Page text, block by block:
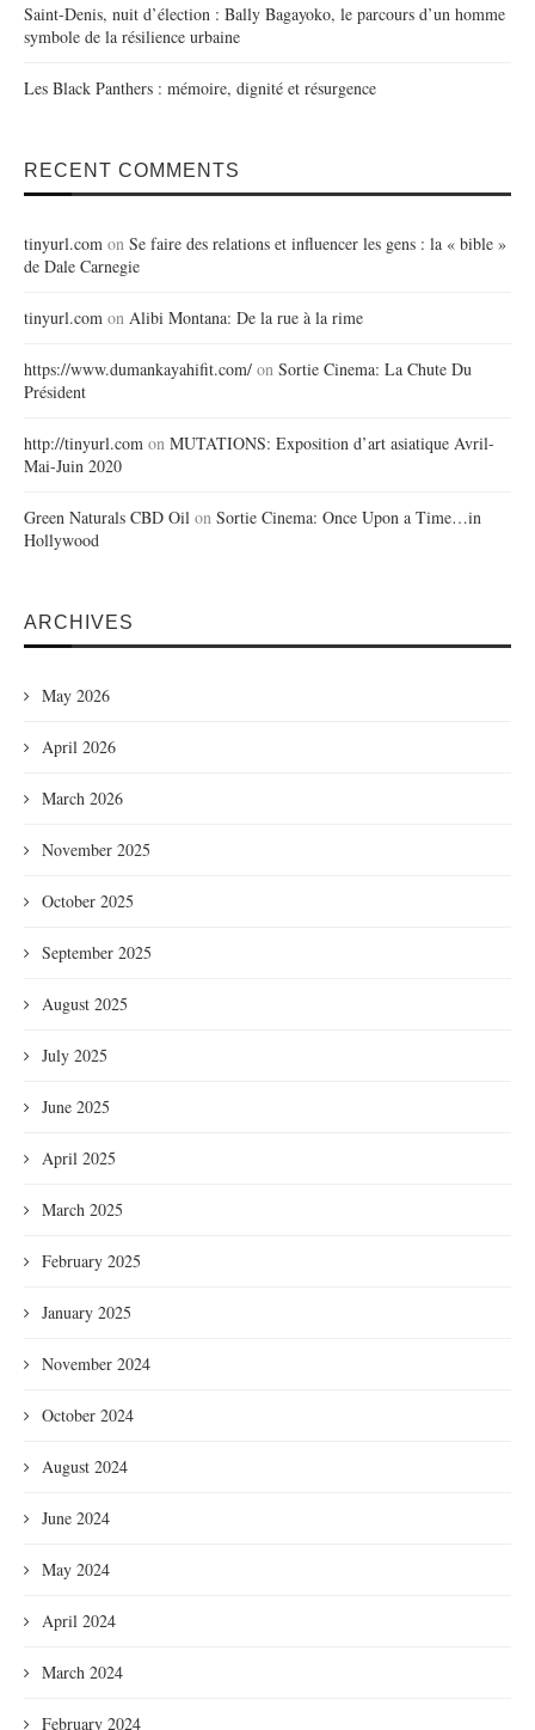
Saint-Denis, nuit d’élection : Bally Bagayoko, le parcours d’un homme
symbole de la résilience urbaine
Les Black Panthers : mémoire, dignité et résurgence
RECENT COMMENTS
tinyurl.com on Se faire des relations et influencer les gens : la « bible »
de Dale Carnegie
tinyurl.com on Alibi Montana: De la rue à la rime
https://www.dumankayahifit.com/ on Sortie Cinema: La Chute Du
Président
http://tinyurl.com on MUTATIONS: Exposition d’art asiatique Avril-
Mai-Juin 2020
Green Naturals CBD Oil on Sortie Cinema: Once Upon a Time…in
Hollywood
ARCHIVES
May 2026
April 2026
March 2026
November 2025
October 2025
September 2025
August 2025
July 2025
June 2025
April 2025
March 2025
February 2025
January 2025
November 2024
October 2024
August 2024
June 2024
May 2024
April 2024
March 2024
February 2024